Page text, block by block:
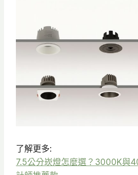
了解更多:
7.5公分崁燈怎麼選？3000K與